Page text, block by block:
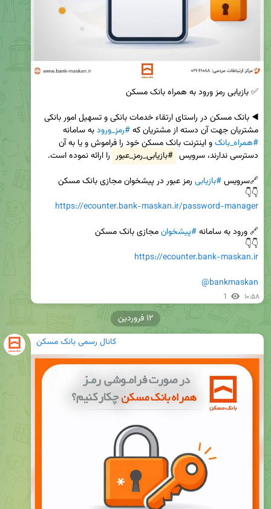
مشتریان جهت آن دسته از مشتریان که #رمز_ورود به سامانه
#همراه_بانک
دسترسی ندارند، سرویس #بازیابی_رمز_عبور
🔗سرویس #بازیابی
👇👇
https://ecounter.bank-maskan.ir/password-manager
🔗 ورود به سامانه #پیشخوان
👇👇
https://ecounter.bank-maskan.ir
@bankmaskan
1 ۱۰:۵۸
کانال رسمی بانک مسکن
۱۲ فروردین